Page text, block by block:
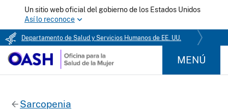
Un sitio web oficial del gobierno de los Estados Unidos
Así lo reconoce
Departamento de Salud y Servicios Humanos de EE. UU.
MENÚ
Sarcopenia